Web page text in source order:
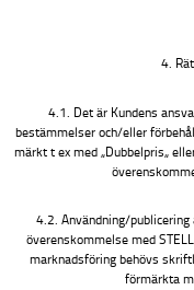
4.
4.1. Det är Kundens
bestämmelser och/eller
märkt t ex med „Dubbelpris„
4.2. Användning/
överenskommelse med
marknadsföring behövs
förmärkta